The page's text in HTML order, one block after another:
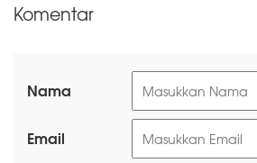
Komentar
Nama
Email